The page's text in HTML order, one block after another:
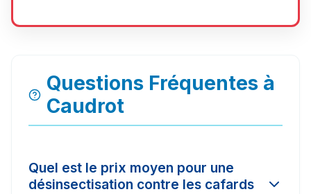
Questions Fréquentes à
Caudrot
Quel est le prix moyen pour une
désinsectisation contre les cafards